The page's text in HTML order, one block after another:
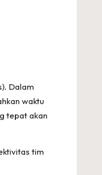
Dalam
waktu
tepat akan
tim